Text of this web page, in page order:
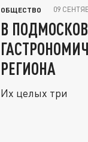
ОБЩЕСТВО 09
В
РЕГИОНА
Их целых три